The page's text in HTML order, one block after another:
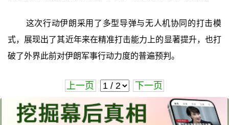
这次行动伊朗采用了多型导弹与无人机协同的打击模
式，展现出了其近年来在精准打击能力上的显著提升，也打
破了外界此前对伊朗军事行动力度的普遍预判。
上一页 下一页